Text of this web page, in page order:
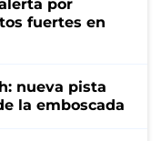
por
fuertes en
nueva pista
la emboscada